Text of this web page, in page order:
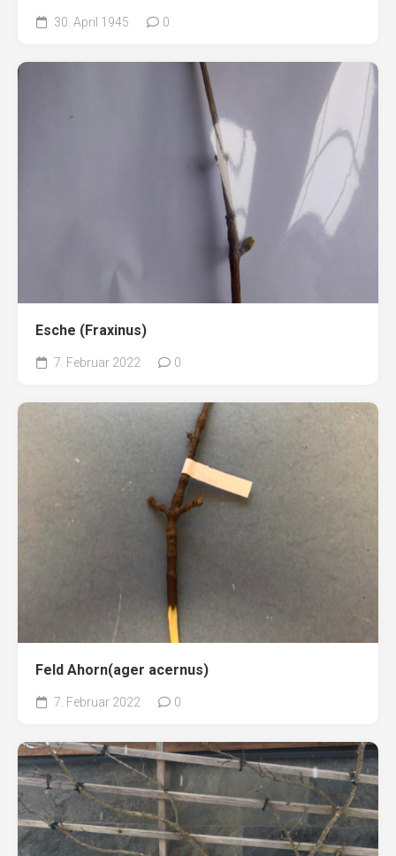
30. April 1945 0
Esche (Fraxinus)
7. Februar 2022 0
Feld Ahorn(ager acernus)
7. Februar 2022 0